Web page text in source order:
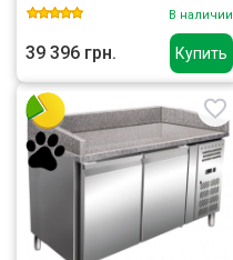
Купить
В наличии
39 396 грн.